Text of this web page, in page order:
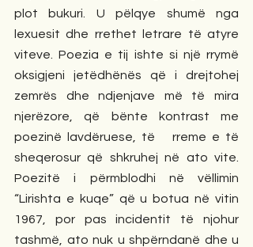
plot bukuri. U pëlqye shumë nga
lexuesit dhe rrethet letrare të atyre
viteve. Poezia e tij ishte si një rrymë
oksigjeni jetëdhënës që i drejtohej
zemrës dhe ndjenjave më të mira
njerëzore, që bënte kontrast me
poezinë lavdëruese, të   rreme e të
sheqerosur që shkruhej në ato vite.
Poezitë i përmblodhi në vëllimin
“Lirishta e kuqe” që u botua në vitin
1967, por pas incidentit të njohur
tashmë, ato nuk u shpërndanë dhe u